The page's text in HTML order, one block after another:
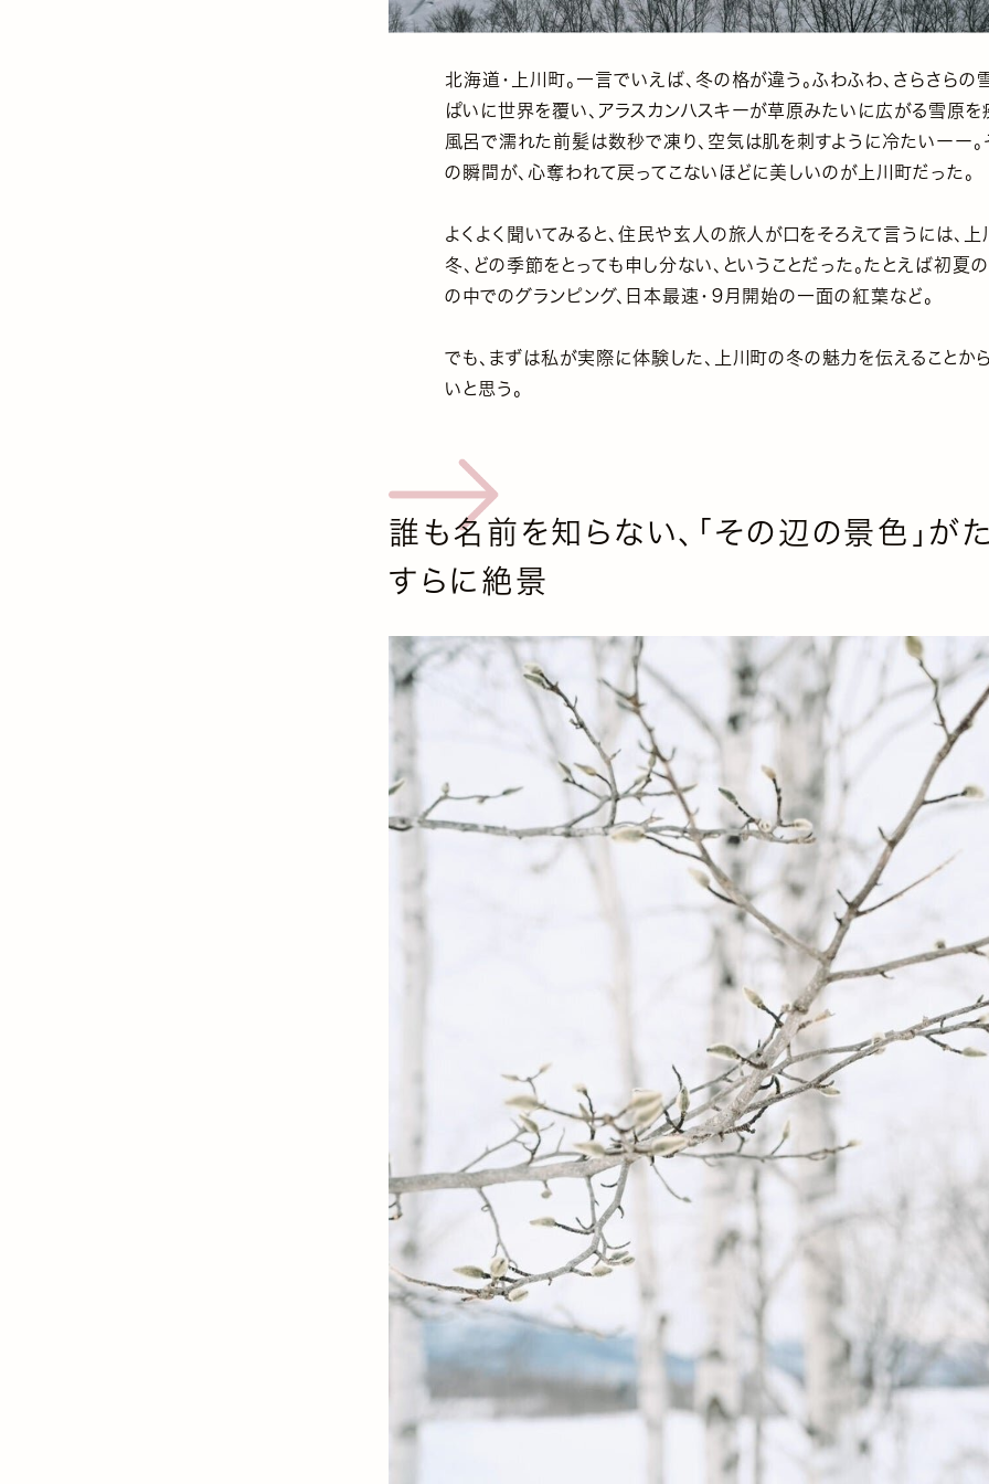
北海道・上川町。一言でいえば、冬の格が違う。ふわふわ、さらさらの
ぱいに世界を覆い、アラスカンハスキーが草原みたいに広がる雪原を
風呂で濡れた前髪は数秒で凍り、空気は肌を刺すように冷たいーー。
の瞬間が、心奪われて戻ってこないほどに美しいのが上川町だった。
よくよく聞いてみると、住民や玄人の旅人が口をそろえて言うには、
冬、どの季節をとっても申し分ない、ということだった。たとえば初夏
の中でのグランピング、日本最速・９月開始の一面の紅葉など。
でも、まずは私が実際に体験した、上川町の冬の魅力を伝えることか
いと思う。
誰も名前を知らない、「その辺の景色」が
すらに絶景